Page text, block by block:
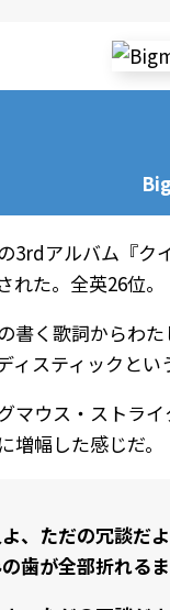
3rdアルバム『ク
れた。全英26位。
書く歌詞からわ
ィスティックとい
マウス・ストラ
増幅した感じだ。
、ただの冗談だよ
歯が全部折れる